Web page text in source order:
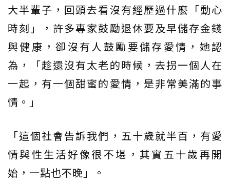
大半輩子，回頭去看沒有經歷過什麼「動心
時刻」，許多專家鼓勵退休要及早儲存金錢
與健康，卻沒有人鼓勵要儲存愛情，她認
為，「趁還沒有太老的時候，去拐一個人在
一起，有一個甜蜜的愛情，是非常美滿的事
情。」
「這個社會告訴我們，五十歲就半百，有愛
情與性生活好像很不堪，其實五十歲再開
始，一點也不晚」。